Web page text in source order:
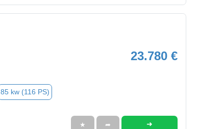
23.780 €
85 kw (116 PS)
★ ➦ ➜